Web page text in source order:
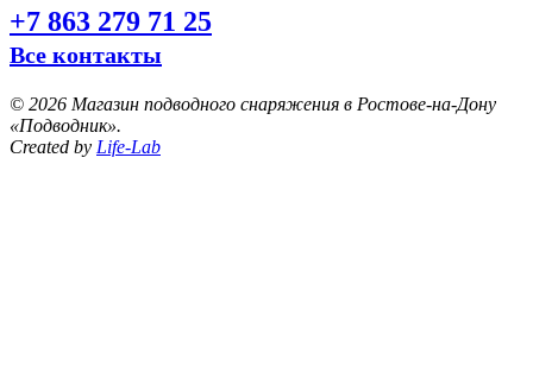
+7 863 279 71 25
Все контакты
© 2026 Магазин подводного снаряжения в Ростове-на-Дону
«Подводник».
Created by Life-Lab